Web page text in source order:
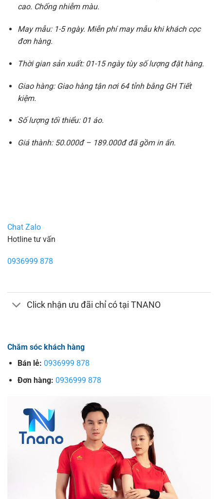
cao. Chống nhiễm màu.
May mẫu: 1-5 ngày. Miễn phí may mẫu khi khách cọc
đơn hàng.
Thời gian sản xuất: 01-15 ngày tùy số lượng đặt hàng.
Giao hàng: Giao hàng tận nơi 64 tỉnh bằng GH Tiết
kiệm.
Số lượng tối thiểu: 01 áo.
Giá thành: 50.000đ – 189.000đ đã gồm in ấn.
Chat Zalo
Hotline tư vấn
0936999 878
Click nhận ưu đãi chỉ có tại TNANO
Chăm sóc khách hàng
Bán lẻ: 0936999 878
Đơn hàng: 0936999 878